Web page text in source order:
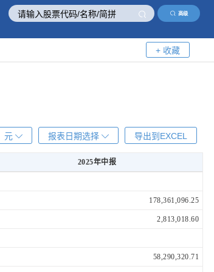
高级
+ 收藏
导出到EXCEL
报表日期选择
元
2025年中报
178,361,096.25
2,813,018.60
58,290,320.71